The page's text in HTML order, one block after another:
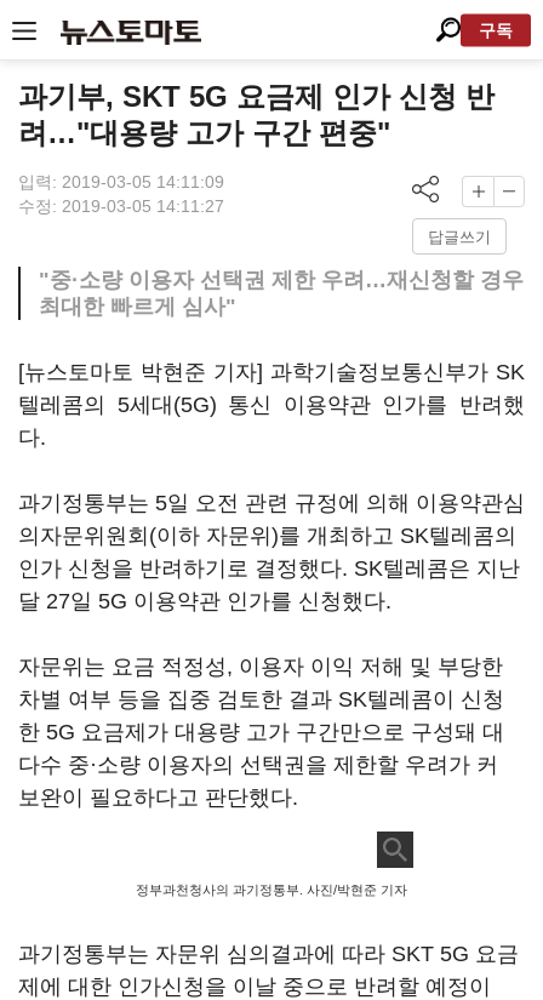
구독
과기부, SKT 5G 요금제 인가 신청 반
려…"대용량 고가 구간 편중"
입력: 2019-03-05 14:11:09
수정: 2019-03-05 14:11:27
답글쓰기
"중·소량 이용자 선택권 제한 우려…재신청할 경우
최대한 빠르게 심사"
[뉴스토마토 박현준 기자] 과학기술정보통신부가 SK
텔레콤의 5세대(5G) 통신 이용약관 인가를 반려했
다.
과기정통부는 5일 오전 관련 규정에 의해 이용약관심
의자문위원회(이하 자문위)를 개최하고 SK텔레콤의
인가 신청을 반려하기로 결정했다. SK텔레콤은 지난
달 27일 5G 이용약관 인가를 신청했다.
자문위는 요금 적정성, 이용자 이익 저해 및 부당한
차별 여부 등을 집중 검토한 결과 SK텔레콤이 신청
한 5G 요금제가 대용량 고가 구간만으로 구성돼 대
다수 중·소량 이용자의 선택권을 제한할 우려가 커
보완이 필요하다고 판단했다.
정부과천청사의 과기정통부. 사진/박현준 기자
과기정통부는 자문위 심의결과에 따라 SKT 5G 요금
제에 대한 인가신청을 이날 중으로 반려할 예정이